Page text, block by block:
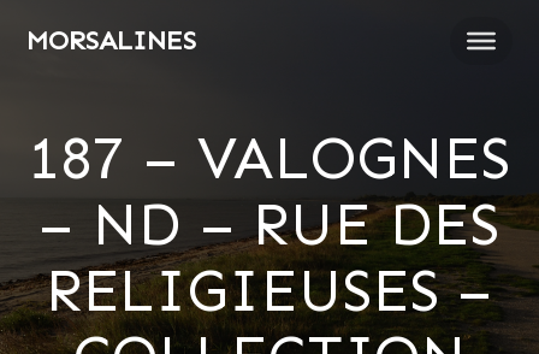
MORSALINES
187 – VALOGNES
– ND – RUE DES
RELIGIEUSES –